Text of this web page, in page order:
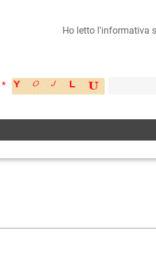
Ho letto l'informativa
*